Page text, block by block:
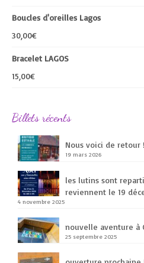
Boucles d'oreilles Lagos
30,00€
Bracelet LAGOS
15,00€
Billets récents
Nous voici de retour !
19 mars 2026
les lutins sont
reviennent le 19
4 novembre 2025
nouvelle aventure à
25 septembre 2025